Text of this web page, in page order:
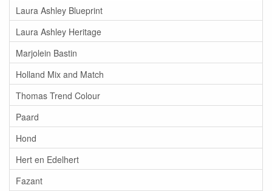
Laura Ashley Blueprint
Laura Ashley Heritage
Marjolein Bastin
Holland Mix and Match
Thomas Trend Colour
Paard
Hond
Hert en Edelhert
Fazant